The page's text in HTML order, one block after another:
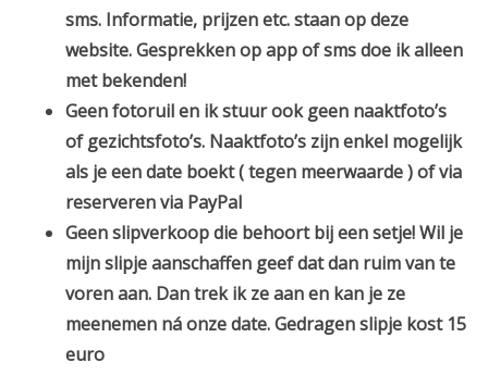
sms. Informatie, prijzen etc. staan op deze
website. Gesprekken op app of sms doe ik alleen
met bekenden!
Geen fotoruil en ik stuur ook geen naaktfoto’s
of gezichtsfoto’s. Naaktfoto’s zijn enkel mogelijk
als je een date boekt ( tegen meerwaarde ) of via
reserveren via PayPal
Geen slipverkoop die behoort bij een setje! Wil je
mijn slipje aanschaffen geef dat dan ruim van te
voren aan. Dan trek ik ze aan en kan je ze
meenemen ná onze date. Gedragen slipje kost 15
euro